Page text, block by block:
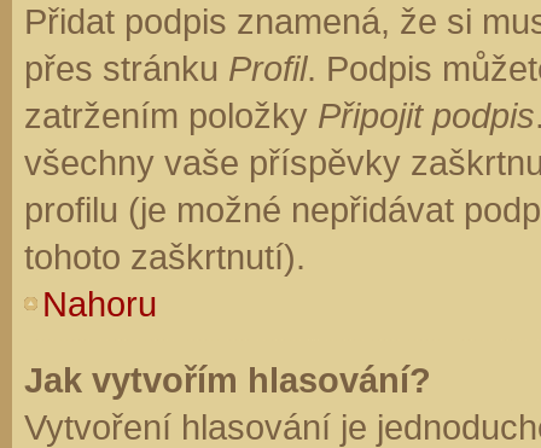
Přidat podpis znamená, že si
přes stránku Profil. Podpis
zatržením položky Připojit podpis
všechny vaše příspěvky
profilu (je možné nepřidávat
tohoto zaškrtnutí).
Nahoru
Jak vytvořím hlasování?
Vytvoření hlasování je